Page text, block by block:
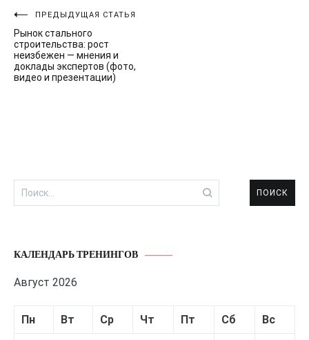
Навигация
по
записям
ПРЕДЫДУЩАЯ СТАТЬЯ
Рынок стального
строительства: рост
неизбежен — мнения и
доклады экспертов (фото,
видео и презентации)
Найти:
КАЛЕНДАРЬ ТРЕНИНГОВ
Август 2026
Пн Вт Ср Чт Пт Сб Вс